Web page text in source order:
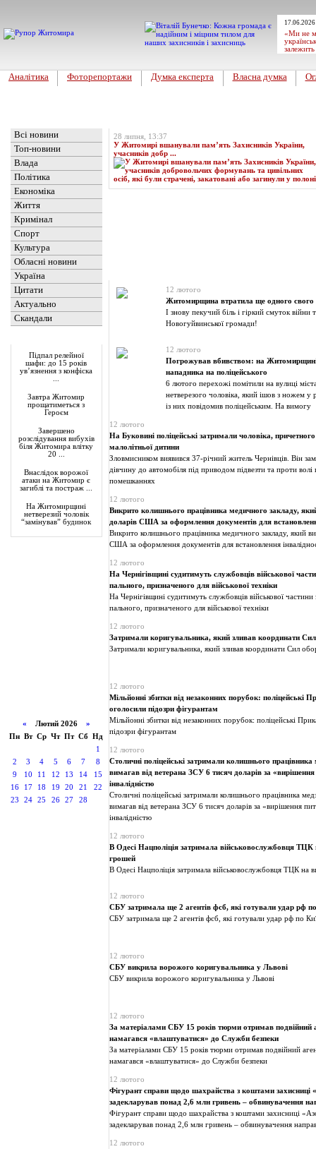
«Ми не
Аналітика Фоторепортажи Думка експерта Власна думка
Всі новини
Топ-новини
Влада
Політика
Економіка
Життя
Кримінал
Спорт
Культура
Обласні новини
Україна
Цитати
Актуально
Скандали
Підпал релейної
шафи: до 15 років
ув’язнення з конфіска
Завтра Житомир
прощатиметься з
Героєм
Завершено
розслідування вибухів
біля Житомира влітку
20 ...
Внаслідок ворожої
атаки на Житомир є
загиблі та постраж ...
На Житомирщині
нетверезий чоловік
“замінував” будинок
« Лютий 2026 »
Пн Вт Ср Чт Пт Сб Нд
1
2
3 4 5 6 7
8
9
10 11 12 13 14
15
16
17 18 19 20 21
22
23
24 25 26 27 28
28 липня, 13:37
У Житомирі вшанували пам’ять Захисників України,
учасників добр ...
12 лютого
Житомирщина втратила ще одного свого
І знову пекучий біль і гіркий смуток війни
Новогуйвинської громади!
12 лютого
Погрожував вбивством: на
нападника на поліцейського
6 лютого перехожі помітили на вулиці
нетверезого чоловіка, який ішов з ножем
із них повідомив поліцейським. На вимогу
12 лютого
На Буковині поліцейські затримали чоловіка,
малолітньої дитини
Зловмисником виявився 37-річний житель Чернівців. Він
дівчину до автомобіля під приводом підвезти та проти волі
помешканнях
12 лютого
Викрито колишнього працівника медичного закладу,
доларів США за оформлення документів для
Викрито колишнього працівника медичного закладу, який
США за оформлення документів для встановлення
12 лютого
На Чернігівщині судитимуть службовців військової
пального, призначеного для військової техніки
На Чернігівщині судитимуть службовців військової частини
пального, призначеного для військової техніки
12 лютого
Затримали коригувальника, який зливав координати
Затримали коригувальника, який зливав координати Сил
12 лютого
Мільйонні збитки від незаконних порубок: поліцейські
оголосили підозри фігурантам
Мільйонні збитки від незаконних порубок: поліцейські
підозри фігурантам
12 лютого
Столичні поліцейські затримали колишнього працівника
вимагав від ветерана ЗСУ 6 тисяч доларів за «вирішення
інвалідністю
Столичні поліцейські затримали колишнього працівника
вимагав від ветерана ЗСУ 6 тисяч доларів за «вирішення
інвалідністю
12 лютого
В Одесі Нацполіція затримала військовослужбовця ТЦК
грошей
В Одесі Нацполіція затримала військовослужбовця ТЦК на
12 лютого
СБУ затримала ще 2 агентів фсб, які готували удар рф
СБУ затримала ще 2 агентів фсб, які готували удар рф по
12 лютого
СБУ викрила ворожого коригувальника у Львові
СБУ викрила ворожого коригувальника у Львові
12 лютого
За матеріалами СБУ 15 років тюрми отримав подвійний
намагався «влаштуватися» до Служби безпеки
За матеріалами СБУ 15 років тюрми отримав подвійний
намагався «влаштуватися» до Служби безпеки
12 лютого
Фігурант справи щодо шахрайства з коштами захисниці
задекларував понад 2,6 млн гривень – обвинувачення
Фігурант справи щодо шахрайства з коштами захисниці
задекларував понад 2,6 млн гривень – обвинувачення
12 лютого